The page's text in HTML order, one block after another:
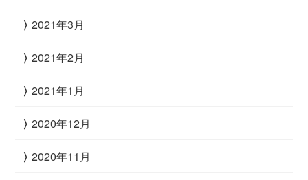
2021年3月
2021年2月
2021年1月
2020年12月
2020年11月